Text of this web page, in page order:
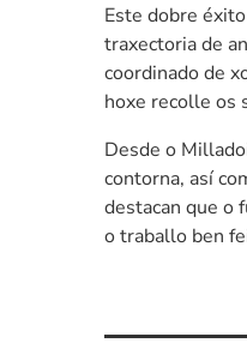
Este dobre
traxectoria de
coordinado de
hoxe recolle os
Desde o
contorna, así
destacan que o
o traballo ben